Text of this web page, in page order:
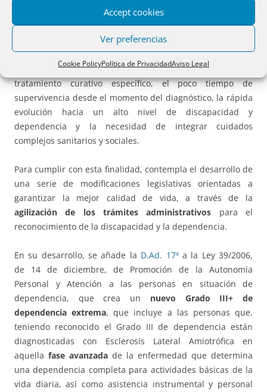
Accept cookies
Ver preferencias
Cookie PolicyPolítica de PrivacidadAviso Legal
otras enfermedades o procesos de alta complejidad y
curso irreversible, tiene como finalidad prioritaria mejorar
tanto la calidad de vida como el
especializadosde aquellas personas que padecen estos
procesos caracterizados por la no existencia de un
tratamiento curativo específico, el poco tiempo de
supervivencia desde el momento del diagnóstico, la rápida
evolución hacia un alto nivel de discapacidad y
dependencia y la necesidad de integrar cuidados
complejos sanitarios y sociales.
Para cumplir con esta finalidad, contempla el desarrollo de
una serie de modificaciones legislativas orientadas a
garantizar la mejor calidad de vida, a través de la
agilización de los trámites administrativos para el
reconocimiento de la discapacidad y la dependencia.
En su desarrollo, se añade la D.Ad. 17ªa la Ley 39/2006,
de 14 de diciembre, de Promoción de la Autonomía
Personal y Atención a las personas en situación de
dependencia, que crea un nuevo Grado III+ de
dependencia extrema, que incluye a las personas que,
teniendo reconocido el Grado III de dependencia están
diagnosticadas con Esclerosis Lateral Amiotrófica en
aquella fase avanzada de la enfermedad que determina
una dependencia completa para actividades básicas de la
vida diaria, así como asistencia instrumental y personal